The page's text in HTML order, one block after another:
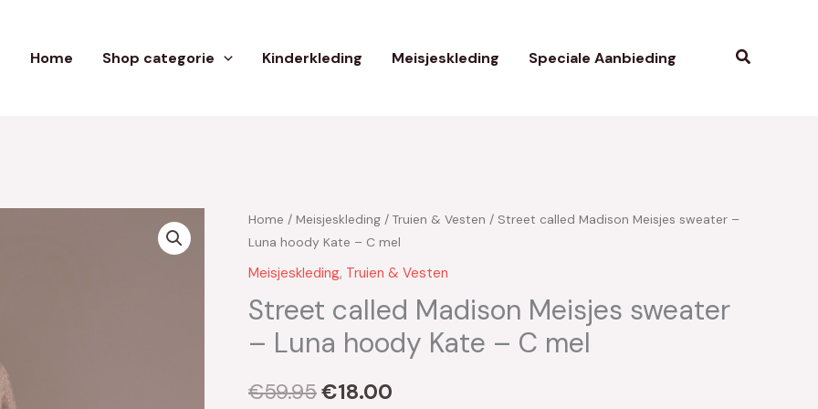
Home Shop categorie Kinderkleding Meisjeskleding Speciale Aanbieding Zoeken
Home / Meisjeskleding / Truien & Vesten / Street called Madison Meisjes sweater –
Luna hoody Kate – C mel
Meisjeskleding, Truien & Vesten
Street called Madison Meisjes sweater
– Luna hoody Kate – C mel
€59.95
Oorspronkelijke
prijs
was:
€59.95.
€18.00
Huidige
prijs
is:
€18.00.